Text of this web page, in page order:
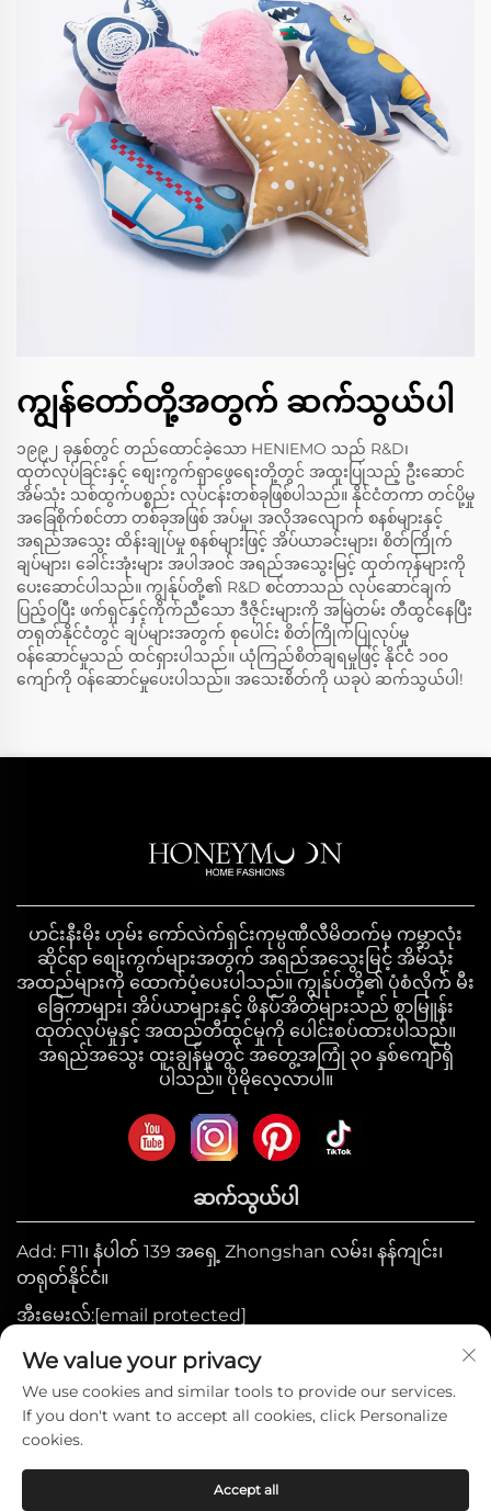
ကျွန်တော်တို့အတွက် ဆက်သွယ်ပါ
၁၉၉၂ ခုနှစ်တွင် တည်ထောင်ခဲ့သော HENIEMO သည် R&D၊
ထုတ်လုပ်ခြင်းနှင့် စျေးကွက်ရှာဖွေရေးတို့တွင် အထူးပြုသည့် ဦးဆောင်
အိမ်သုံး သစ်ထွက်ပစ္စည်း လုပ်ငန်းတစ်ခုဖြစ်ပါသည်။ နိုင်ငံတကာ တင်ပို့မှု
အခြေစိုက်စင်တာ တစ်ခုအဖြစ် အပ်မှု၊ အလိုအလျောက် စနစ်များနှင့်
အရည်အသွေး ထိန်းချုပ်မှု စနစ်များဖြင့် အိပ်ယာခင်းများ၊ စိတ်ကြိုက်
ချပ်များ၊ ခေါင်းအုံးများ အပါအဝင် အရည်အသွေးမြင့် ထုတ်ကုန်များကို
ပေးဆောင်ပါသည်။ ကျွန်ုပ်တို့၏ R&D စင်တာသည် လုပ်ဆောင်ချက်
ပြည့်ဝပြီး ဖက်ရှင်နှင့်ကိုက်ညီသော ဒီဇိုင်းများကို အမြဲတမ်း တီထွင်နေပြီး
တရုတ်နိုင်ငံတွင် ချပ်များအတွက် စုပေါင်း စိတ်ကြိုက်ပြုလုပ်မှု
ဝန်ဆောင်မှုသည် ထင်ရှားပါသည်။ ယုံကြည်စိတ်ချရမှုဖြင့် နိုင်ငံ ၁၀၀
ကျော်ကို ဝန်ဆောင်မှုပေးပါသည်။ အသေးစိတ်ကို ယခုပဲ ဆက်သွယ်ပါ!
ဟင်းနီးမိုး ဟုမ်း ကော်လဲက်ရှင်းကုမ္ပဏီလီမိတက်မှ ကမ္ဘာလုံး
ဆိုင်ရာ စျေးကွက်များအတွက် အရည်အသွေးမြင့် အိမ်သုံး
အထည်များကို ထောက်ပံ့ပေးပါသည်။ ကျွန်ုပ်တို့၏ ပုံစံလိုက် မီး
ခြေကာများ၊ အိပ်ယာများနှင့် ဖိနပ်အိတ်များသည် စွာမြူန်း
ထုတ်လုပ်မှုနှင့် အထည်တီထွင်မှုကို ပေါင်းစပ်ထားပါသည်။
အရည်အသွေး ထူးချွန်မှုတွင် အတွေ့အကြုံ ၃၀ နှစ်ကျော်ရှိ
ပါသည်။ ပိုမိုလေ့လာပါ။
ဆက်သွယ်ပါ
Add: F11၊ နံပါတ် 139 အရှေ့ Zhongshan လမ်း၊ နန်ကျင်း၊
တရုတ်နိုင်ငံ။
အီးမေးလ်:[email protected]
မိုဘိုင်း: +86-17327710449
ဖုန်း: +86-025-84573776
မူပိုင်ခွင့် © 2025 ခုနှစ်၊ Heniemo အိမ်သုံးပစ္စည်းများ
စုဆောင်းမှုကုမ္ပဏီလီမိတက်။ —
We value your privacy
We use cookies and similar tools to provide our services.
If you don't want to accept all cookies, click Personalize
cookies.
Accept all